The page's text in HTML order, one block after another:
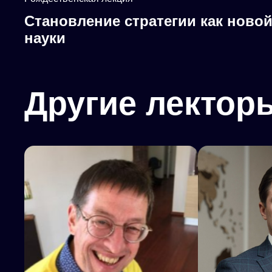
Становление стратегии как новой
науки
Другие